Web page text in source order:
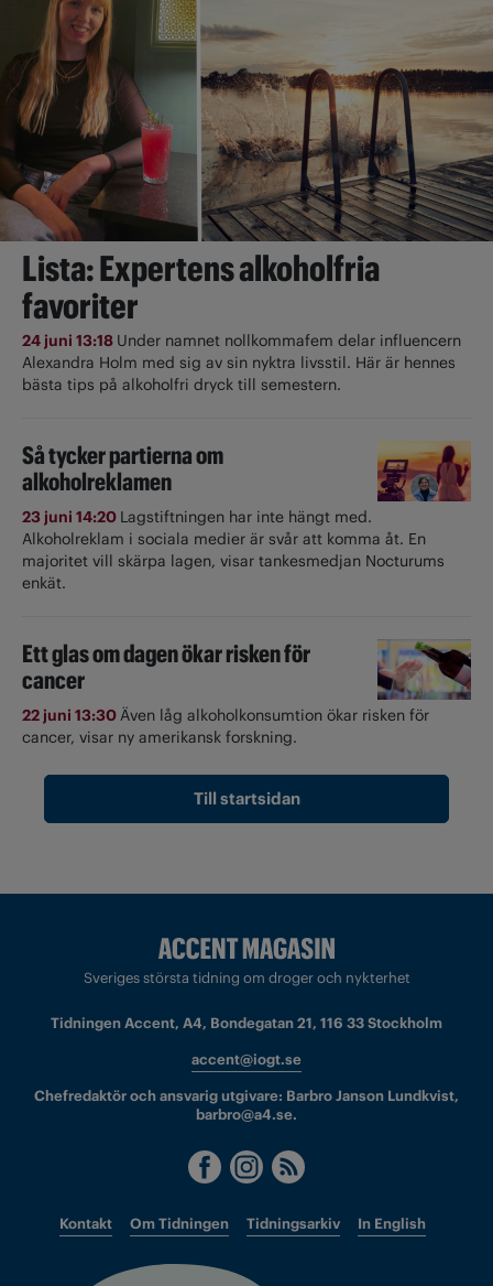
Lista: Expertens alkoholfria
favoriter
24 juni 13:18 Under namnet nollkommafem delar influencern
Alexandra Holm med sig av sin nyktra livsstil. Här är hennes
bästa tips på alkoholfri dryck till semestern.
Så tycker partierna om
alkoholreklamen
23 juni 14:20 Lagstiftningen har inte hängt med.
Alkoholreklam i sociala medier är svår att komma åt. En
majoritet vill skärpa lagen, visar tankesmedjan Nocturums
enkät.
Ett glas om dagen ökar risken för
cancer
22 juni 13:30Även låg alkoholkonsumtion ökar risken för
cancer, visar ny amerikansk forskning.
Till startsidan
Sveriges största tidning om droger och nykterhet
Tidningen Accent, A4, Bondegatan 21, 116 33 Stockholm
accent@iogt.se
Chefredaktör och ansvarig utgivare: Barbro Janson Lundkvist,
barbro@a4.se.
Kontakt Om Tidningen Tidningsarkiv In English